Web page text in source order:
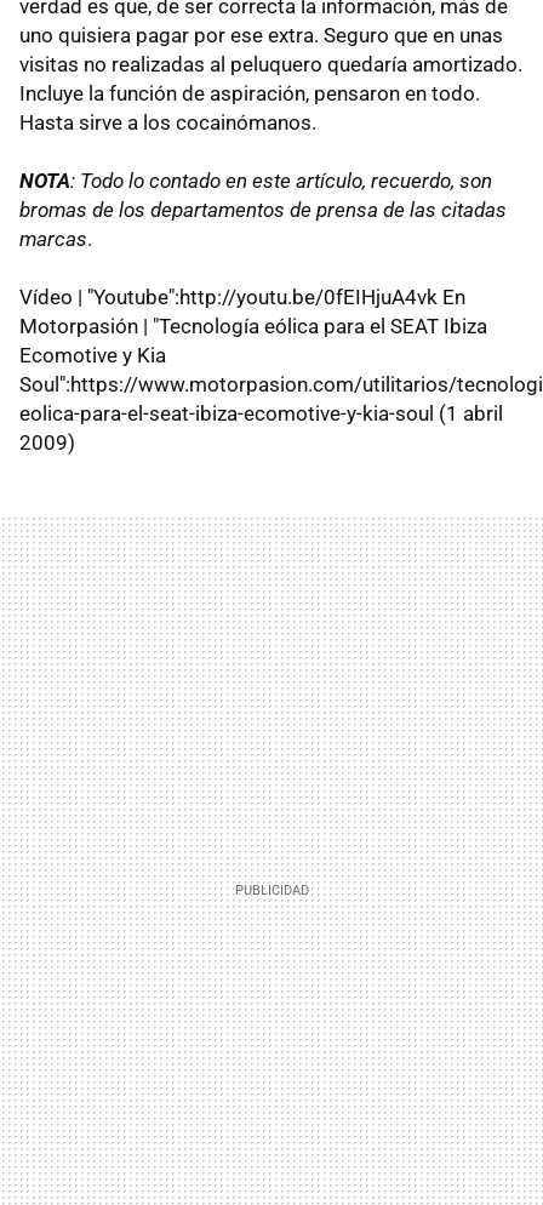
verdad es que, de ser correcta la información, más de
uno quisiera pagar por ese extra. Seguro que en unas
visitas no realizadas al peluquero quedaría amortizado.
Incluye la función de aspiración, pensaron en todo.
Hasta sirve a los cocainómanos.
NOTA: Todo lo contado en este artículo, recuerdo, son
bromas de los departamentos de prensa de las citadas
marcas.
Vídeo | "Youtube":http://youtu.be/0fEIHjuA4vk En
Motorpasión | "Tecnología eólica para el SEAT Ibiza
Ecomotive y Kia
Soul":https://www.motorpasion.com/utilitarios/
eolica-para-el-seat-ibiza-ecomotive-y-kia-soul (1 abril
2009)